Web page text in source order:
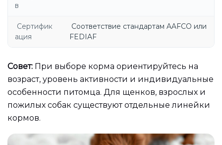
в
Сертифик
ация
Соответствие стандартам AAFCO или
FEDIAF
Совет: При выборе корма ориентируйтесь на
возраст, уровень активности и индивидуальные
особенности питомца. Для щенков, взрослых и
пожилых собак существуют отдельные линейки
кормов.